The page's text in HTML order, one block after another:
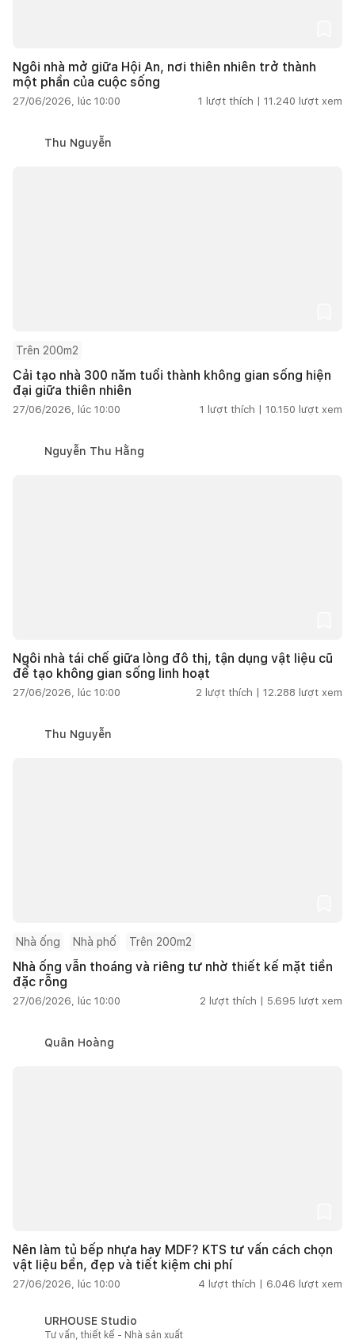
Ngôi nhà mở giữa Hội An, nơi thiên nhiên trở thành
một phần của cuộc sống
27/06/2026, lúc 10:00 1 lượt thích | 11.240 lượt xem
Thu Nguyễn
Trên 200m2
Cải tạo nhà 300 năm tuổi thành không gian sống hiện
đại giữa thiên nhiên
27/06/2026, lúc 10:00 1 lượt thích | 10.150 lượt xem
Nguyễn Thu Hằng
Ngôi nhà tái chế giữa lòng đô thị, tận dụng vật liệu cũ
để tạo không gian sống linh hoạt
27/06/2026, lúc 10:00 2 lượt thích | 12.288 lượt xem
Thu Nguyễn
Nhà ống Nhà phố Trên 200m2
Nhà ống vẫn thoáng và riêng tư nhờ thiết kế mặt tiền
đặc rỗng
27/06/2026, lúc 10:00 2 lượt thích | 5.695 lượt xem
Quân Hoàng
Nên làm tủ bếp nhựa hay MDF? KTS tư vấn cách chọn
vật liệu bền, đẹp và tiết kiệm chi phí
27/06/2026, lúc 10:00 4 lượt thích | 6.046 lượt xem
URHOUSE Studio
Tư vấn, thiết kế - Nhà sản xuất